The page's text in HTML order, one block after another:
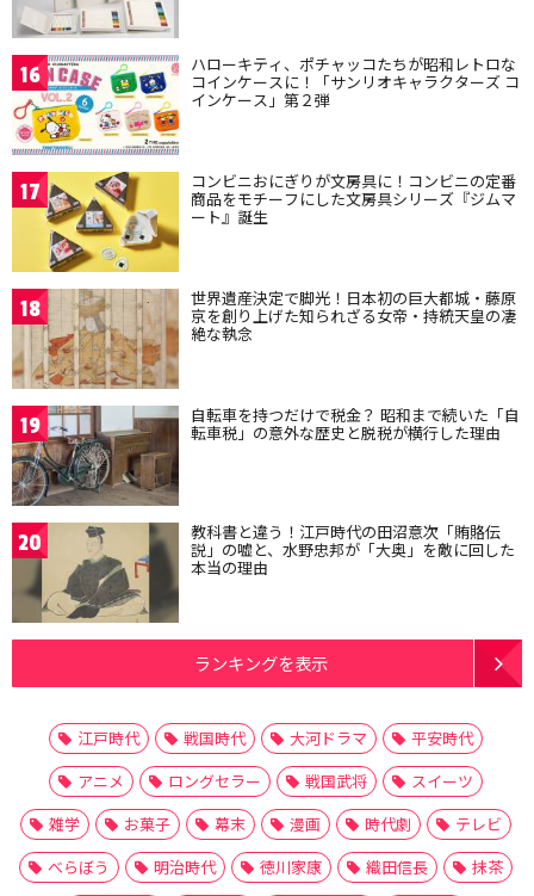
16 ハローキティ、ポチャッコたちが昭和レトロな
コインケースに！「サンリオキャラクターズ コ
インケース」第２弾
17 コンビニおにぎりが文房具に！コンビニの定番
商品をモチーフにした文房具シリーズ『ジムマ
ート』誕生
18 世界遺産決定で脚光！日本初の巨大都城・藤原
京を創り上げた知られざる女帝・持統天皇の凄
絶な執念
19 自転車を持つだけで税金？ 昭和まで続いた「自
転車税」の意外な歴史と脱税が横行した理由
20 教科書と違う！江戸時代の田沼意次「賄賂伝
説」の嘘と、水野忠邦が「大奥」を敵に回した
本当の理由
ランキングを表示
江戸時代 戦国時代 大河ドラマ
平安時代
アニメ
ロングセラー 戦国武将
スイーツ
雑学
お菓子 幕末 漫画 時代劇
テレビ
べらぼう
明治時代 徳川家康 織田信長
抹茶